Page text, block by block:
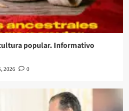
popular. Informativo
2026 0